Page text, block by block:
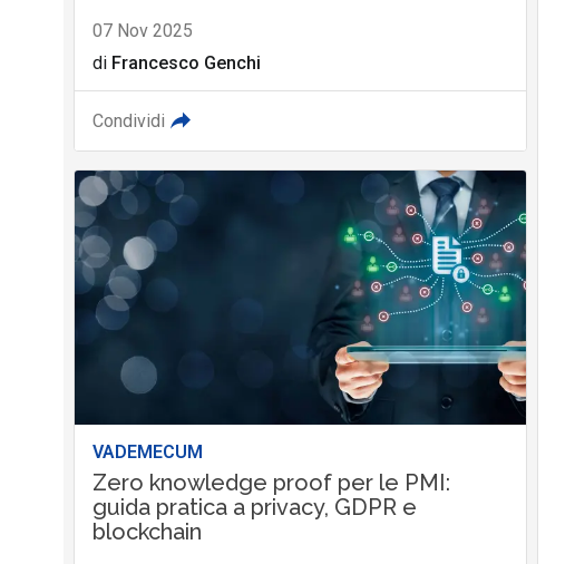
07 Nov 2025
di Francesco Genchi
Condividi
VADEMECUM
Zero knowledge proof per le PMI:
guida pratica a privacy, GDPR e
blockchain